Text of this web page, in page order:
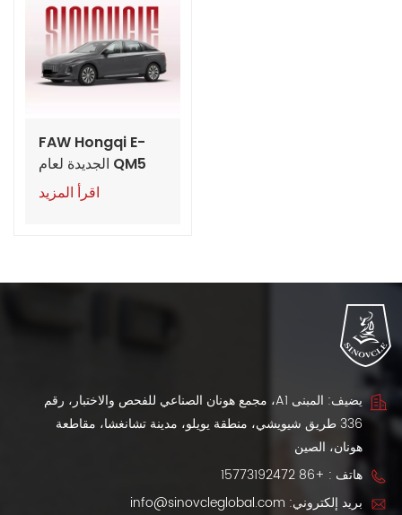
FAW Hongqi E-
QM5 الجديدة لعام
2024: سيارة
كهربائية بمدى 560
اقرأ المزيد
يضيف: المبنى A1، مجمع هونان الصناعي للفحص والاختبار، رقم
336 طريق شيويشي، منطقة يويلو، مدينة تشانغشا، مقاطعة
هونان، الصين
هاتف : +86 15773192472
بريد إلكتروني: info@sinovcleglobal.com